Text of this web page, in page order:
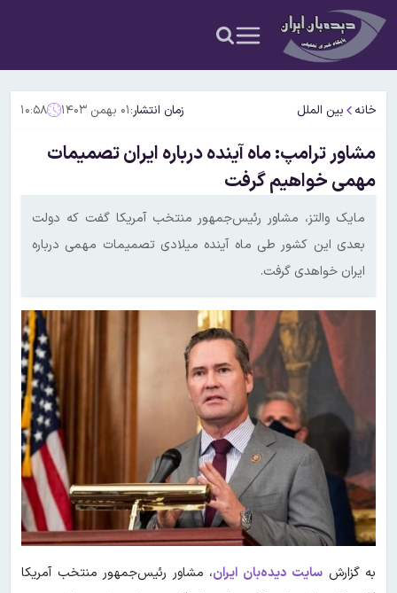
خانه بین الملل زمان انتشار:۰۱ بهمن ۱۴۰۳ ۱۰:۵۸
مشاور ترامپ: ماه آینده درباره ایران تصمیمات
مهمی خواهیم گرفت
مایک والتز، مشاور رئیس‌جمهور منتخب آمریکا گفت که دولت
بعدی این کشور طی ماه آینده میلادی تصمیمات مهمی درباره
ایران خواهدی گرفت.
به گزارش سایت دیده‌بان ایران، مشاور رئیس‌جمهور منتخب آمریکا